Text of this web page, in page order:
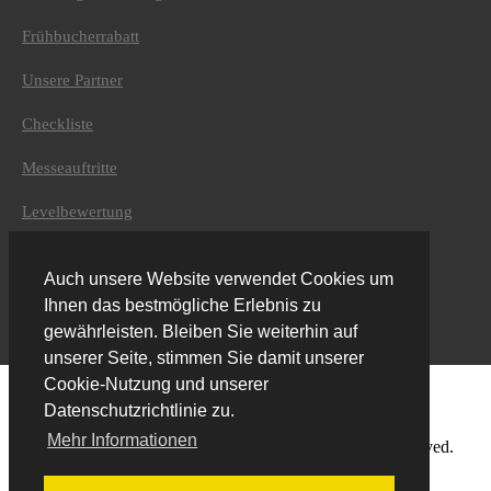
Auch unsere Website verwendet Cookies um
Ihnen das bestmögliche Erlebnis zu
gewährleisten. Bleiben Sie weiterhin auf
unserer Seite, stimmen Sie damit unserer
Cookie-Nutzung und unserer
Datenschutzrichtlinie zu.
Mehr Informationen
Frühbucherrabatt
Unsere Partner
Checkliste
Messeauftritte
Levelbewertung
Kontakt
Newsletter
Unternehmen
Über uns
Furtenbach Adventures GmbH
6020 Innsbruck
Newsletteranmeldung:
DE
© Copyright 2019 Furtenbach Adventures. All Rights Reserved.